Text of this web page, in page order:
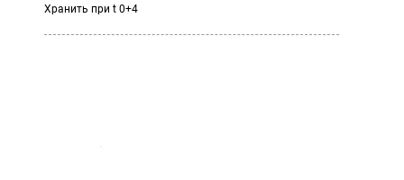
Хранить при t 0+4